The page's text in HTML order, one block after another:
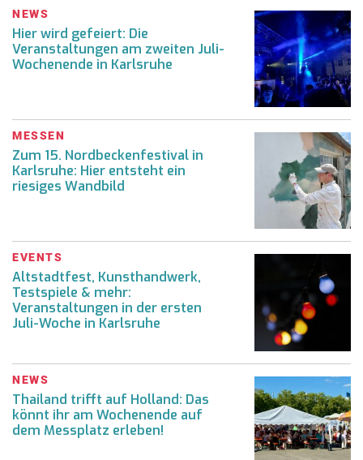
NEWS
Hier wird gefeiert: Die
Veranstaltungen am zweiten Juli-
Wochenende in Karlsruhe
MESSEN
Zum 15. Nordbeckenfestival in
Karlsruhe: Hier entsteht ein
riesiges Wandbild
EVENTS
Altstadtfest, Kunsthandwerk,
Testspiele & mehr:
Veranstaltungen in der ersten
Juli-Woche in Karlsruhe
NEWS
Thailand trifft auf Holland: Das
könnt ihr am Wochenende auf
dem Messplatz erleben!